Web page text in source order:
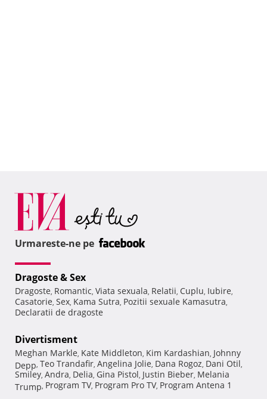
Urmareste-ne pe
Dragoste & Sex
Dragoste, Romantic, Viata sexuala, Relatii, Cuplu, Iubire,
Casatorie, Sex, Kama Sutra, Pozitii sexuale Kamasutra,
Declaratii de dragoste
Divertisment
Meghan Markle, Kate Middleton, Kim Kardashian, Johnny
Depp, Teo Trandafir, Angelina Jolie, Dana Rogoz, Dani Otil,
Smiley, Andra, Delia, Gina Pistol, Justin Bieber, Melania
Trump, Program TV, Program Pro TV, Program Antena 1